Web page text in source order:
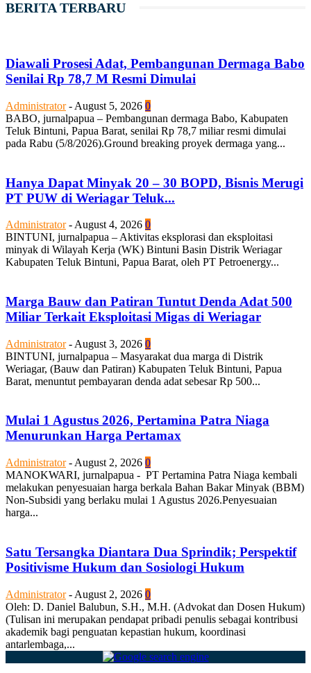
BERITA TERBARU
Diawali Prosesi Adat, Pembangunan Dermaga Babo
Senilai Rp 78,7 M Resmi Dimulai
Administrator - August 5, 2026 0
BABO, jurnalpapua – Pembangunan dermaga Babo, Kabupaten
Teluk Bintuni, Papua Barat, senilai Rp 78,7 miliar resmi dimulai
pada Rabu (5/8/2026).Ground breaking proyek dermaga yang...
Hanya Dapat Minyak 20 – 30 BOPD, Bisnis Merugi
PT PUW di Weriagar Teluk...
Administrator - August 4, 2026 0
BINTUNI, jurnalpapua – Aktivitas eksplorasi dan eksploitasi
minyak di Wilayah Kerja (WK) Bintuni Basin Distrik Weriagar
Kabupaten Teluk Bintuni, Papua Barat, oleh PT Petroenergy...
Marga Bauw dan Patiran Tuntut Denda Adat 500
Miliar Terkait Eksploitasi Migas di Weriagar
Administrator - August 3, 2026 0
BINTUNI, jurnalpapua – Masyarakat dua marga di Distrik
Weriagar, (Bauw dan Patiran) Kabupaten Teluk Bintuni, Papua
Barat, menuntut pembayaran denda adat sebesar Rp 500...
Mulai 1 Agustus 2026, Pertamina Patra Niaga
Menurunkan Harga Pertamax
Administrator - August 2, 2026 0
MANOKWARI, jurnalpapua - PT Pertamina Patra Niaga kembali
melakukan penyesuaian harga berkala Bahan Bakar Minyak (BBM)
Non-Subsidi yang berlaku mulai 1 Agustus 2026.Penyesuaian
harga...
Satu Tersangka Diantara Dua Sprindik; Perspektif
Positivisme Hukum dan Sosiologi Hukum
Administrator - August 2, 2026 0
Oleh: D. Daniel Balubun, S.H., M.H. (Advokat dan Dosen Hukum)
(Tulisan ini merupakan pendapat pribadi penulis sebagai kontribusi
akademik bagi penguatan kepastian hukum, koordinasi
antarlembaga,...